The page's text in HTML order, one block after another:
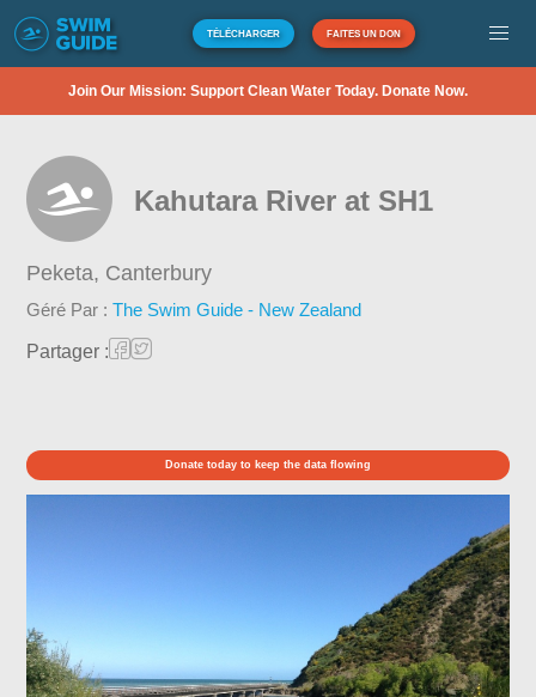
TÉLÉCHARGER FAITES UN DON
Join Our Mission: Support Clean Water Today. Donate Now.
Kahutara River at SH1
Peketa, Canterbury
Géré Par :The Swim Guide - New Zealand
Partager :
Donate today to keep the data flowing